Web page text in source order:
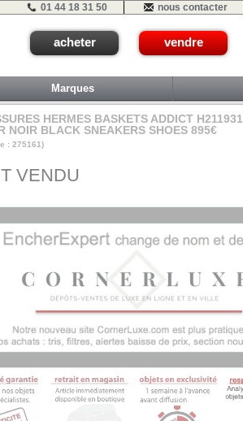
01 44 18 31 50 nous contacter
acheter vendre
Marques
HERMES BASKETS ADDICT H211931
NOIR BLACK SNEAKERS SHOES 895€
: 275161)
VENDU